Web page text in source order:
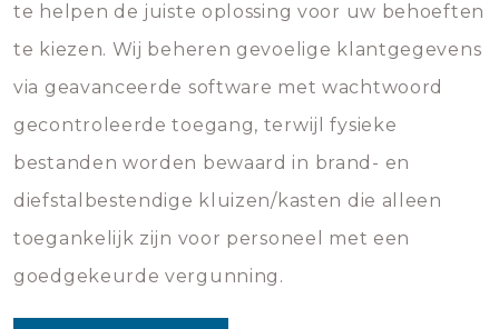
te helpen de juiste oplossing voor uw behoeften
te kiezen. Wij beheren gevoelige klantgegevens
via geavanceerde software met wachtwoord
gecontroleerde toegang, terwijl fysieke
bestanden worden bewaard in brand- en
diefstalbestendige kluizen/kasten die alleen
toegankelijk zijn voor personeel met een
goedgekeurde vergunning.